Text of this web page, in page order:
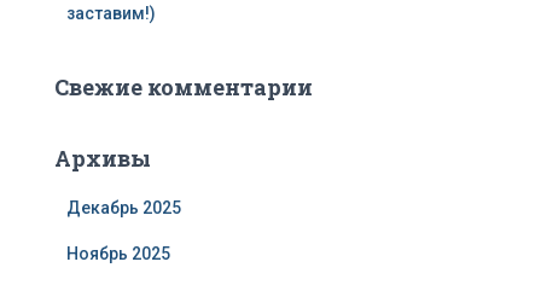
заставим!)
Свежие комментарии
Архивы
Декабрь 2025
Ноябрь 2025